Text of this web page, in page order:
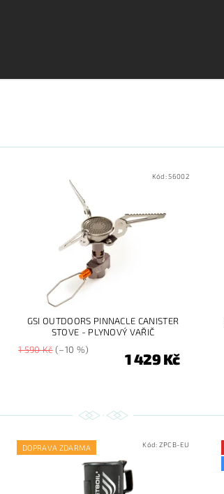
Kód:56002
GSI OUTDOORS PINNACLE CANISTER
STOVE - PLYNOVÝ VAŘIČ
1 590 Kč(–10 %)
1 429 Kč
DOPRAVA ZDARMA Kód: ZPCB-EU